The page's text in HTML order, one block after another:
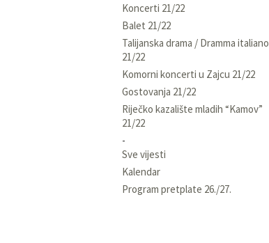
Koncerti 21/22
Balet 21/22
Talijanska drama / Dramma italiano
21/22
Komorni koncerti u Zajcu 21/22
Gostovanja 21/22
Riječko kazalište mladih “Kamov”
21/22
Sve vijesti
Kalendar
Program pretplate 26./27.